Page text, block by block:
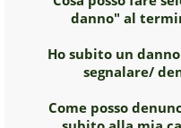
danno" al
Ho subito un
segnalare/
Come posso